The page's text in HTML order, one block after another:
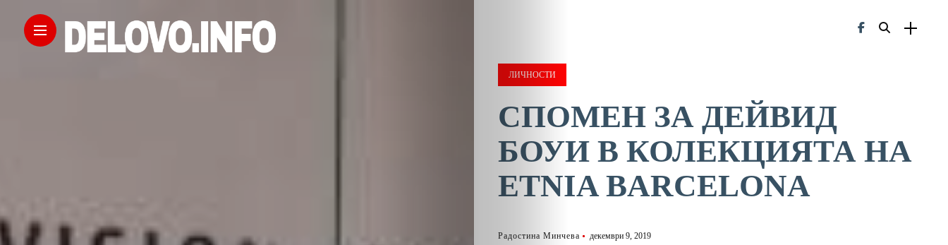
ЛИЧНОСТИ
СПОМЕН ЗА ДЕЙВИД
БОУИ В КОЛЕКЦИЯТА НА
ETNIA BARCELONA
Радостина Минчева декември 9, 2019